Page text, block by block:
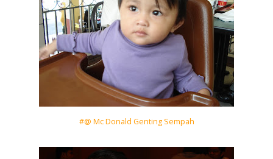
#@ Mc Donald Genting Sempah